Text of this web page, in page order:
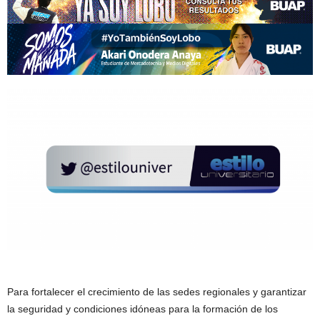
Para fortalecer el crecimiento de las sedes regionales y garantizar
la seguridad y condiciones idóneas para la formación de los